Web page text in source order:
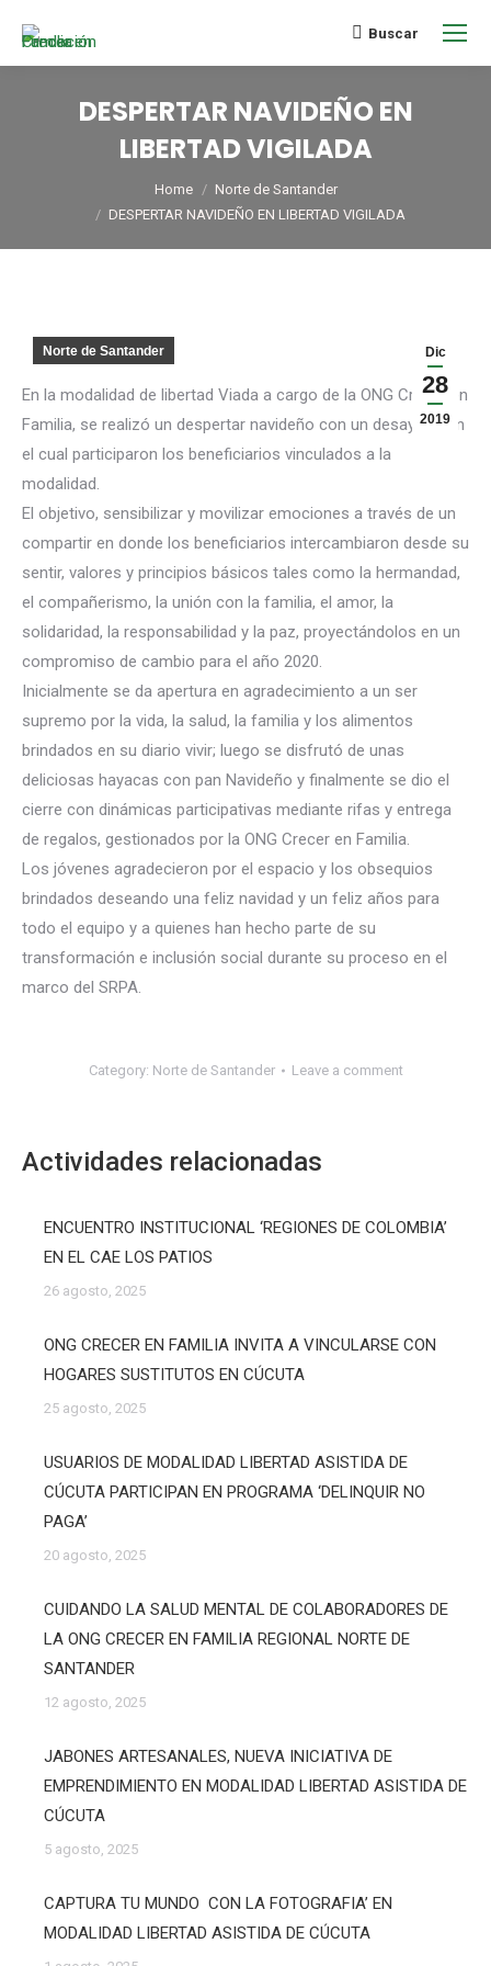
Buscar
DESPERTAR NAVIDEÑO EN
LIBERTAD VIGILADA
Home
Norte de Santander
DESPERTAR NAVIDEÑO EN LIBERTAD VIGILADA
Dic
28
2019
Norte de Santander
En la modalidad de libertad Viada a cargo de la ONG Crecer en
Familia, se realizó un despertar navideño con un desayuno en
el cual participaron los beneficiarios vinculados a la
modalidad.
El objetivo, sensibilizar y movilizar emociones a través de un
compartir en donde los beneficiarios intercambiaron desde su
sentir, valores y principios básicos tales como la hermandad,
el compañerismo, la unión con la familia, el amor, la
solidaridad, la responsabilidad y la paz, proyectándolos en un
compromiso de cambio para el año 2020.
Inicialmente se da apertura en agradecimiento a un ser
supremo por la vida, la salud, la familia y los alimentos
brindados en su diario vivir; luego se disfrutó de unas
deliciosas hayacas con pan Navideño y finalmente se dio el
cierre con dinámicas participativas mediante rifas y entrega
de regalos, gestionados por la ONG Crecer en Familia.
Los jóvenes agradecieron por el espacio y los obsequios
brindados deseando una feliz navidad y un feliz años para
todo el equipo y a quienes han hecho parte de su
transformación e inclusión social durante su proceso en el
marco del SRPA.
Category: Norte de Santander Leave a comment
Actividades relacionadas
ENCUENTRO INSTITUCIONAL ‘REGIONES DE COLOMBIA’
EN EL CAE LOS PATIOS
26 agosto, 2025
ONG CRECER EN FAMILIA INVITA A VINCULARSE CON
HOGARES SUSTITUTOS EN CÚCUTA
25 agosto, 2025
USUARIOS DE MODALIDAD LIBERTAD ASISTIDA DE
CÚCUTA PARTICIPAN EN PROGRAMA ‘DELINQUIR NO
PAGA’
20 agosto, 2025
CUIDANDO LA SALUD MENTAL DE COLABORADORES DE
LA ONG CRECER EN FAMILIA REGIONAL NORTE DE
SANTANDER
12 agosto, 2025
JABONES ARTESANALES, NUEVA INICIATIVA DE
EMPRENDIMIENTO EN MODALIDAD LIBERTAD ASISTIDA DE
CÚCUTA
5 agosto, 2025
CAPTURA TU MUNDO CON LA FOTOGRAFIA’ EN
MODALIDAD LIBERTAD ASISTIDA DE CÚCUTA